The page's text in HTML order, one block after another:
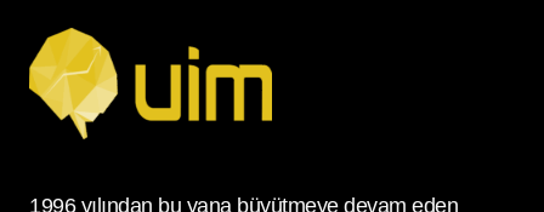
1996 yılından bu yana büyütmeye devam eden